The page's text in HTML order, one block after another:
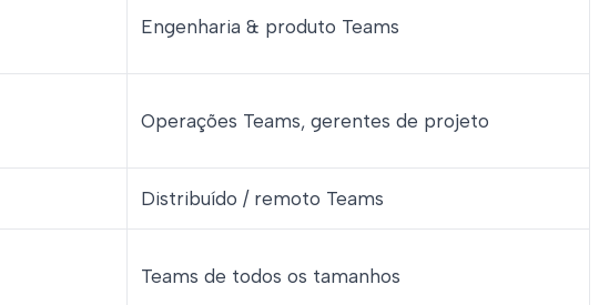
Engenharia & produto Teams
Operações Teams, gerentes de projeto
Distribuído / remoto Teams
Teams de todos os tamanhos